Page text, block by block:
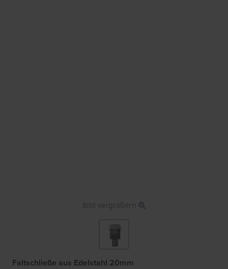
Bild vergrößern
Faltschließe aus Edelstahl 20mm